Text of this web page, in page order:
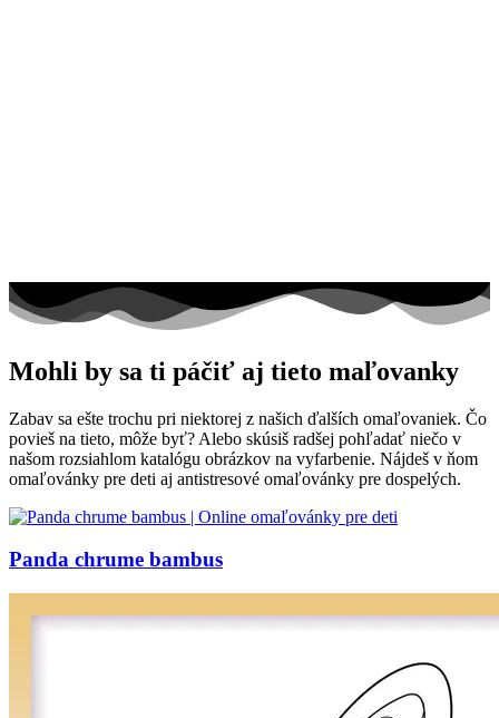
Mohli by sa ti páčiť aj tieto maľovanky
Zabav sa ešte trochu pri niektorej z našich ďalších omaľovaniek. Čo
povieš na tieto, môže byť? Alebo skúsiš radšej pohľadať niečo v
našom rozsiahlom katalógu obrázkov na vyfarbenie. Nájdeš v ňom
omaľovánky pre deti aj antistresové omaľovánky pre dospelých.
Panda chrume bambus